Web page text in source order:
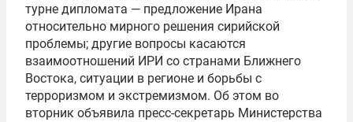
турне дипломата — предложение Ирана
относительно мирного решения сирийской
проблемы; другие вопросы касаются
взаимоотношений ИРИ со странами Ближнего
Востока, ситуации в регионе и борьбы с
терроризмом и экстремизмом. Об этом во
вторник объявила пресс-секретарь Министерства